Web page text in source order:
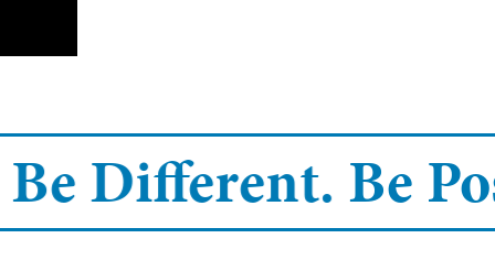
Different. Be